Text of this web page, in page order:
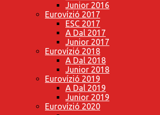
Junior 2016
Eurovízió 2017
ESC 2017
A Dal 2017
Junior 2017
Eurovízió 2018
A Dal 2018
Junior 2018
Eurovízió 2019
A Dal 2019
Junior 2019
Eurovízió 2020